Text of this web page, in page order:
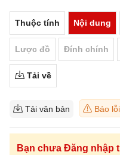
Thuộc tính Nội dung
Lược đồ Đính chính
Tải về
Tải văn bản Báo lỗi
Bạn chưa Đăng nhập